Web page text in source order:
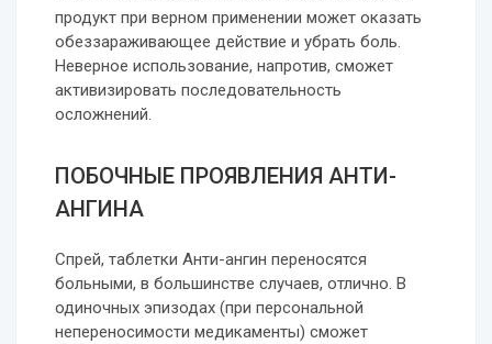
продукт при верном применении может оказать
обеззараживающее действие и убрать боль.
Неверное использование, напротив, сможет
активизировать последовательность
осложнений.
ПОБОЧНЫЕ ПРОЯВЛЕНИЯ АНТИ-
АНГИНА
Спрей, таблетки Анти-ангин переносятся
больными, в большинстве случаев, отлично. В
одиночных эпизодах (при персональной
непереносимости медикаменты) сможет